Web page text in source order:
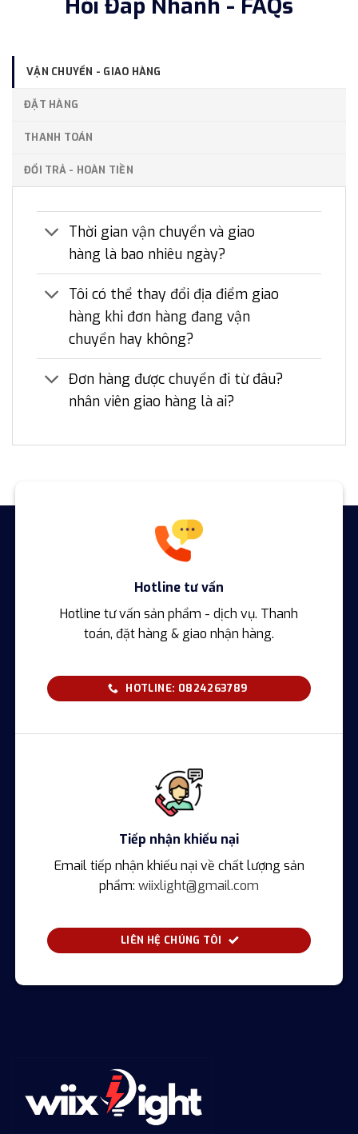
Hỏi Đáp Nhanh - FAQs
VẬN CHUYỂN - GIAO HÀNG
ĐẶT HÀNG
THANH TOÁN
ĐỔI TRẢ - HOÀN TIỀN
Thời gian vận chuyển và giao
hàng là bao nhiêu ngày?
Tôi có thể thay đổi địa điểm giao
hàng khi đơn hàng đang vận
chuyển hay không?
Đơn hàng được chuyển đi từ đâu?
nhân viên giao hàng là ai?
Hotline tư vấn
Hotline tư vấn sản phẩm - dịch vụ. Thanh
toán, đặt hàng & giao nhận hàng.
HOTLINE: 0824263789
Tiếp nhận khiếu nại
Email tiếp nhận khiếu nại về chất lượng sản
phẩm: wiixlight@gmail.com
LIÊN HỆ CHÚNG TÔI